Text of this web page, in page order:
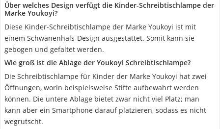
Über welches Design verfügt die Kinder-Schreibtischlampe der
Marke Youkoyi?
Diese Kinder-Schreibtischlampe der Marke Youkoyi ist mit
einem Schwanenhals-Design ausgestattet. Somit kann sie
gebogen und gefaltet werden.
Wie groß ist die Ablage der Youkoyi Schreibtischlampe?
Die Schreibtischlampe für Kinder der Marke Youkoyi hat zwei
Öffnungen, worin beispielsweise Stifte aufbewahrt werden
können. Die untere Ablage bietet zwar nicht viel Platz; man
kann aber ein Smartphone darauf platzieren, sodass es nicht
wegrutscht.